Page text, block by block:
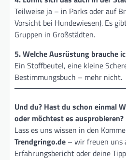
Teilweise ja – in Parks oder auf
Vorsicht bei Hundewiesen). Es
Gruppen in Großstädten.
5. Welche Ausrüstung brauche
Ein Stoffbeutel, eine kleine
Bestimmungsbuch – mehr nicht.
Und du? Hast du schon einmal
oder möchtest es ausprobieren?
Lass es uns wissen in den
Trendgringo.de – wir freuen uns
Erfahrungsbericht oder deine